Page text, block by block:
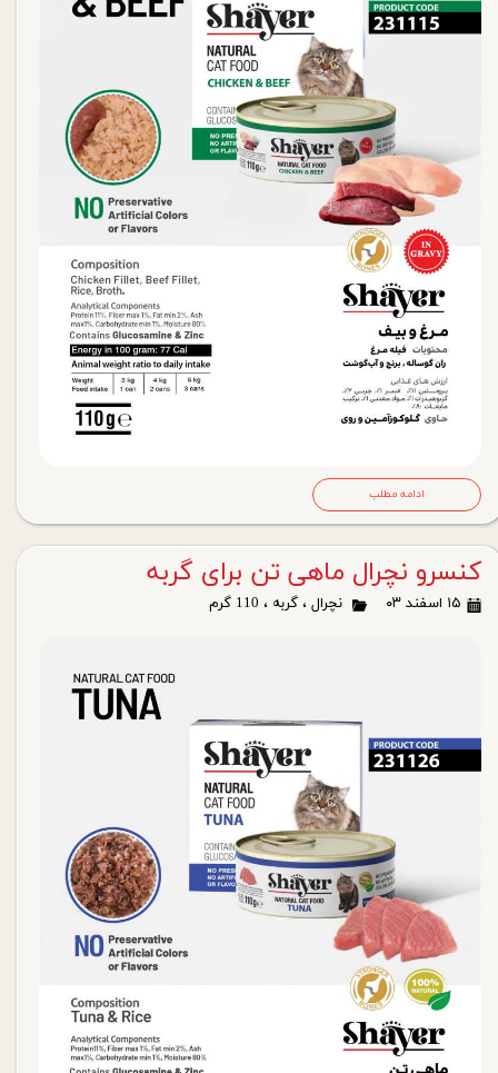
ادامه مطلب
کنسرو نچرال ماهی تن برای گربه
۱۵ اسفند ۰۳ نچرال ،گربه ، 110 گرم